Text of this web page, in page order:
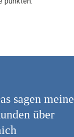
sagen meine
über